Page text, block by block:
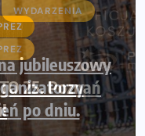
jubileuszowy
po dniu.